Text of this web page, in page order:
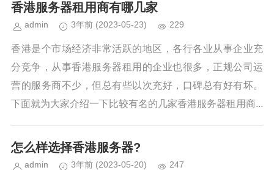
香港服务器租用商有哪几家
admin 3年前 (2023-05-23) 229
香港是个市场经济非常活跃的地区，各行各业从事企业充
分竞争，从事香港服务器租用的企业也很多，正规公司运
营的服务商不少，但总有些以次充好，口碑总有好有坏。
下面就为大家介绍一下比较有名的几家香港服务器租用商...
怎么样选择香港服务器?
admin 3年前 (2023-05-20) 247